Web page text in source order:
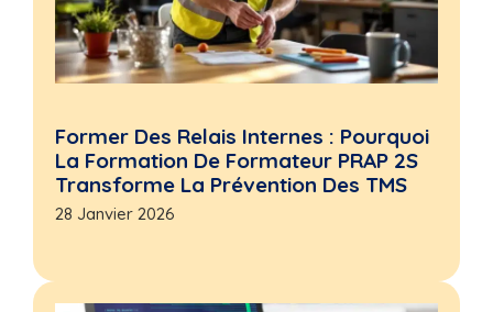
Former Des Relais Internes : Pourquoi
La Formation De Formateur PRAP 2S
Transforme La Prévention Des TMS
28 Janvier 2026